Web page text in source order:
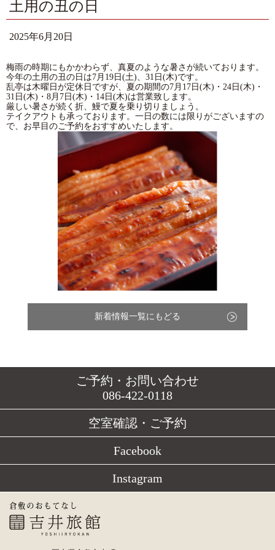
土用の丑の日
2025年6月20日
梅雨の時期にもかかわらず、真夏のような暑さが続いております。
今年の土用の丑の日は7月19日(土)、31日(木)です。
乱亭は木曜日が定休日ですが、夏の期間の7月17日(木)・24日(木)・
31日(木)・8月7日(木)・14日(木)は営業致します。
厳しい暑さが続く折、鰻で夏を乗り切りましょう。
テイクアウトも承っております。一日の数には限りがございますの
で、お早目のご予約をおすすめいたします。
新着情報一覧にもどる
ご予約・お問い合わせ
086-422-0118
空室確認・ご予約
Facebook
Instagram